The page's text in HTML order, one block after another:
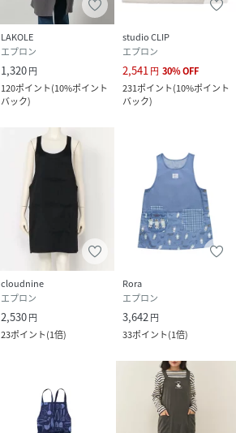
LAKOLE
エプロン
1,320円
120ポイント(10%ポイント
バック)
studio CLIP
エプロン
2,541 円 30%OFF
231ポイント(10%ポイント
バック)
cloudnine
エプロン
2,530円
23ポイント(1倍)
Rora
エプロン
3,642円
33ポイント(1倍)